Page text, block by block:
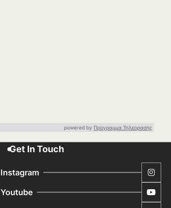
powered by Προγραμμα Τηλεορασης
Get In Touch
Instagram
Youtube